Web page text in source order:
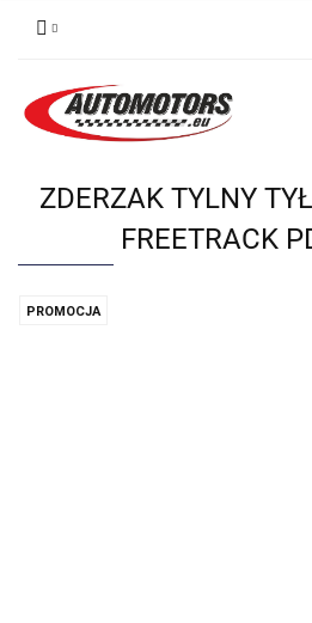
ZDERZAK TYLNY
FREETRACK
PROMOCJA